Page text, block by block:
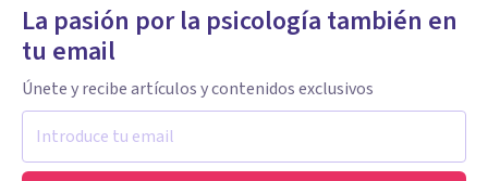
La pasión por la psicología también en
tu email
Únete y recibe artículos y contenidos exclusivos